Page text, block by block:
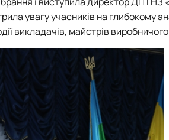
увагу учасників на глибокому
викладачів, майстрів